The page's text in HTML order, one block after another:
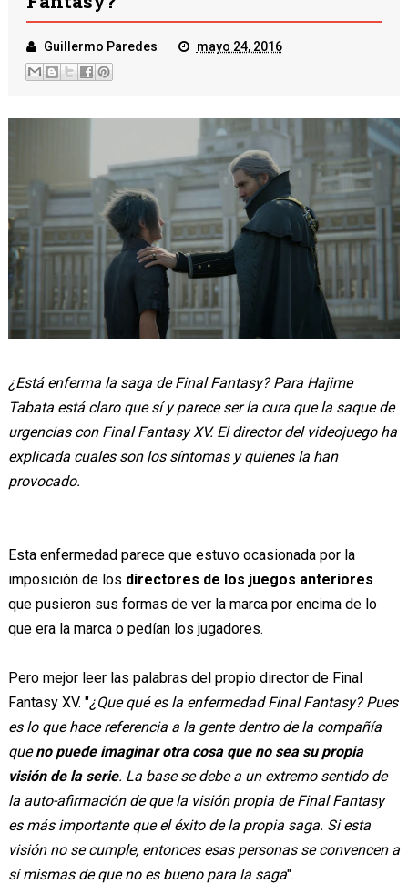
Guillermo Paredes mayo 24, 2016
¿Está enferma la saga de Final Fantasy? Para Hajime
Tabata está claro que sí y parece ser la cura que la saque de
urgencias con Final Fantasy XV. El director del videojuego ha
explicada cuales son los síntomas y quienes la han
provocado.
Esta enfermedad parece que estuvo ocasionada por la
imposición de los directores de los juegos anteriores
que pusieron sus formas de ver la marca por encima de lo
que era la marca o pedían los jugadores.
Pero mejor leer las palabras del propio director de Final
Fantasy XV. "¿Que qué es la enfermedad Final Fantasy? Pues
es lo que hace referencia a la gente dentro de la compañía
queno puede imaginar otra cosa que no sea su propia
visión de la serie. La base se debe a un extremo sentido de
la auto-afirmación de que la visión propia de Final Fantasy
es más importante que el éxito de la propia saga. Si esta
visión no se cumple, entonces esas personas se convencen a
sí mismas de que no es bueno para la saga".